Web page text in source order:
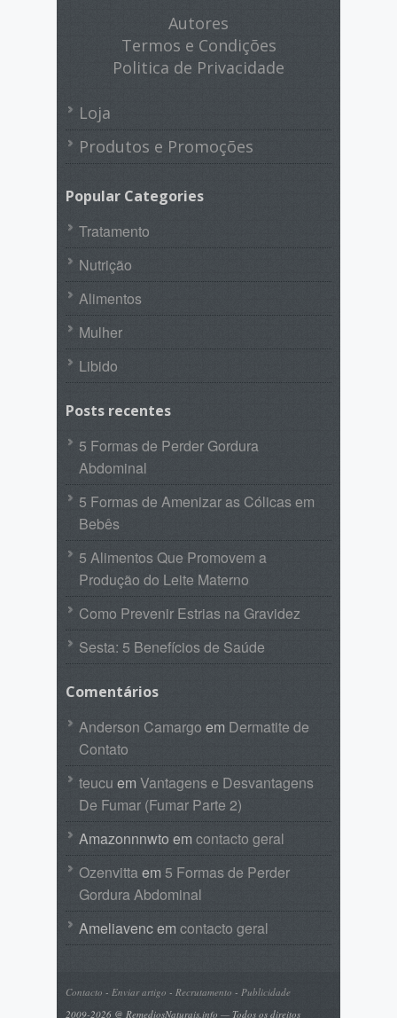
Autores
Termos e Condições
Politica de Privacidade
Loja
Produtos e Promoções
Popular Categories
Tratamento
Nutrição
Alimentos
Mulher
Libido
Posts recentes
5 Formas de Perder Gordura
Abdominal
5 Formas de Amenizar as Cólicas em
Bebês
5 Alimentos Que Promovem a
Produção do Leite Materno
Como Prevenir Estrias na Gravidez
Sesta: 5 Benefícios de Saúde
Comentários
Anderson Camargo em Dermatite de
Contato
teucu em Vantagens e Desvantagens
De Fumar (Fumar Parte 2)
Amazonnnwto emcontacto geral
Ozenvittaem 5 Formas de Perder
Gordura Abdominal
Ameliavencem contacto geral
Contacto - Enviar artigo - Recrutamento - Publicidade
2009-2026 @ RemediosNaturais.info — Todos os direitos